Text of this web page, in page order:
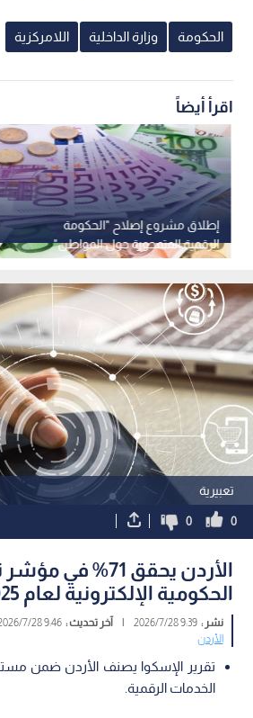
الحكومة وزارة الداخلية اللامركزية
اقرأ أيضاً
إطلاق مشروع إصلاح "الحكومة
الرقمية المتمحورة حول المواطن"
بدعم من الحكومة الإيطالية بقيمة 50
مليون يورو
تعبيرية
0
0
الأردن يحقق 71%
الحكومية الإلكترونية لعام 2025
نشر :9:39 2026/7/28
| آخر تحديث :9:46 2026/7/28
الأردن
تقرير الإسكوا يصنف الأردن ضمن
الخدمات الرقمية.